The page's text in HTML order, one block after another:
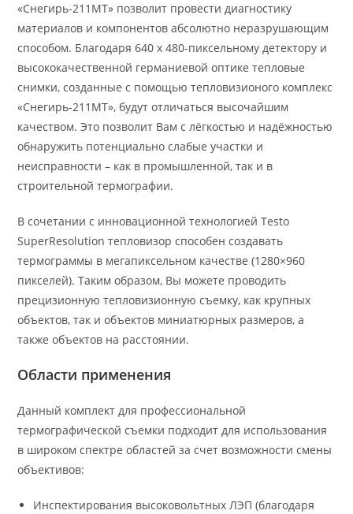
«Снегирь-211МТ» позволит провести диагностику
материалов и компонентов абсолютно неразрушающим
способом. Благодаря 640 х 480-пиксельному детектору и
высококачественной германиевой оптике тепловые
снимки, созданные с помощью тепловизионого комплекс
«Снегирь-211МТ», будут отличаться высочайшим
качеством. Это позволит Вам с лёгкостью и надёжностью
обнаружить потенциально слабые участки и
неисправности – как в промышленной, так и в
строительной термографии.
В сочетании с инновационной технологией Testo
SuperResolution тепловизор способен создавать
термограммы в мегапиксельном качестве (1280×960
пикселей). Таким образом, Вы можете проводить
прецизионную тепловизионную съемку, как крупных
объектов, так и объектов миниатюрных размеров, а
также объектов на расстоянии.
Области применения
Данный комплект для профессиональной
термографической съемки подходит для использования
в широком спектре областей за счет возможности смены
объективов:
Инспектирования высоковольтных ЛЭП (благодаря